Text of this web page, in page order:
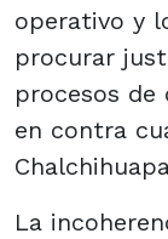
operativo y
procurar
procesos de
en contra
La